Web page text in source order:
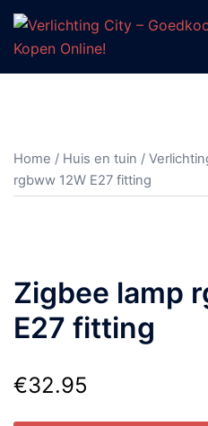
Ga
de
Home / Huis en tuin /
rgbww 12W E27 fitting
Zigbee lamp
E27 fitting
€32.95